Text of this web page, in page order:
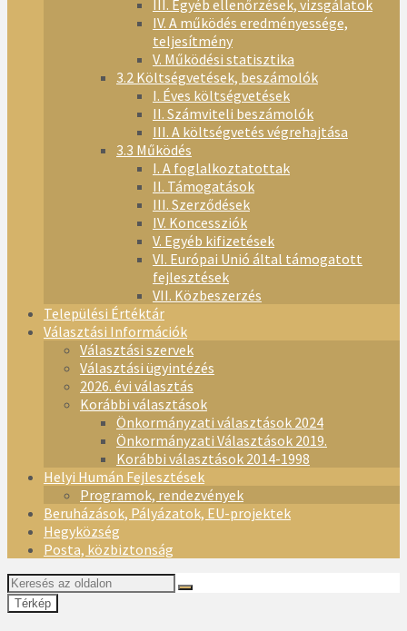
III. Egyéb ellenőrzések, vizsgálatok
IV. A működés eredményessége,
teljesítmény
V. Működési statisztika
3.2 Költségvetések, beszámolók
I. Éves költségvetések
II. Számviteli beszámolók
III. A költségvetés végrehajtása
3.3 Működés
I. A foglalkoztatottak
II. Támogatások
III. Szerződések
IV. Koncessziók
V. Egyéb kifizetések
VI. Európai Unió által támogatott
fejlesztések
VII. Közbeszerzés
Települési Értéktár
Választási Információk
Választási szervek
Választási ügyintézés
2026. évi választás
Korábbi választások
Önkormányzati választások 2024
Önkormányzati Választások 2019.
Korábbi választások 2014-1998
Helyi Humán Fejlesztések
Programok, rendezvények
Beruházások, Pályázatok, EU-projektek
Hegyközség
Posta, közbiztonság
Térkép